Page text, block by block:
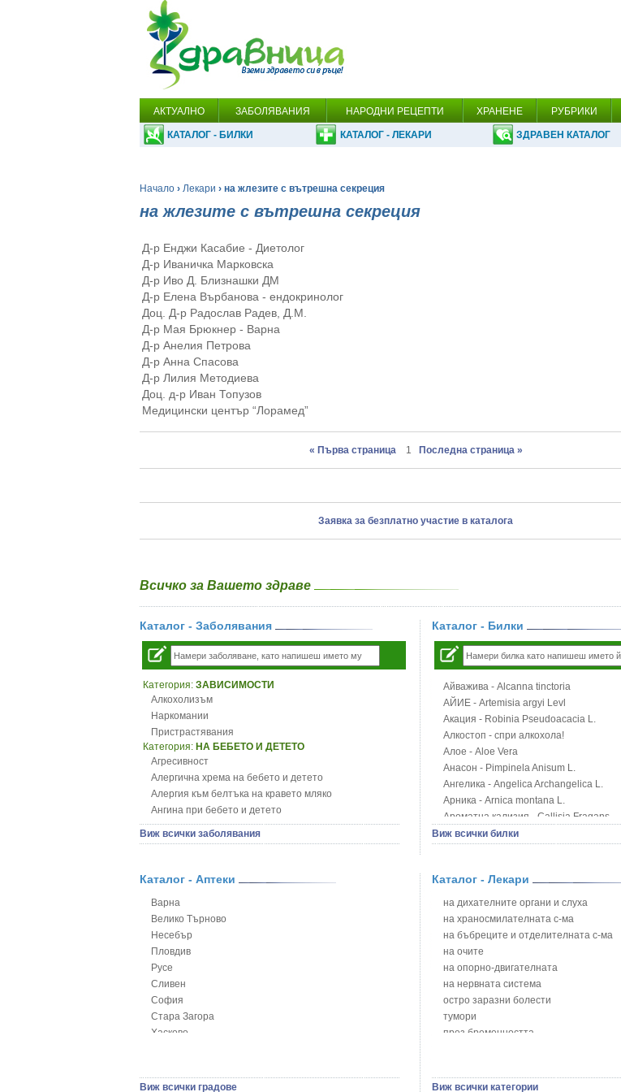
АКТУАЛНО ЗАБОЛЯВАНИЯ НАРОДНИ РЕЦЕПТИ ХРАНЕНЕ РУБРИКИ
КАТАЛОГ - БИЛКИ КАТАЛОГ - ЛЕКАРИ ЗДРАВЕН КАТАЛОГ
Начало › Лекари › на жлезите с вътрешна секреция
на жлезите с вътрешна секреция
Д-р Енджи Касабие - Диетолог
Д-р Иваничка Марковска
Д-р Иво Д. Близнашки ДМ
Д-р Елена Върбанова - ендокринолог
Доц. Д-р Радослав Радев, Д.М.
Д-р Мая Брюкнер - Варна
Д-р Анелия Петрова
Д-р Анна Спасова
Д-р Лилия Методиева
Доц. д-р Иван Топузов
Медицински център “Лорамед”
« Първа страница 1 Последна страница »
Заявка за безплатно участие в каталога
Всичко за Вашето здраве
Каталог - Заболявания
Категория: ЗАВИСИМОСТИ
Алкохолизъм
Наркомании
Пристрастявания
Категория: НА БЕБЕТО И ДЕТЕТО
Агресивност
Алергична хрема на бебето и детето
Алергия към белтъка на кравето мляко
Ангина при бебето и детето
Анемия при бебето и детето
Апетит - пълни деца
Безапетитие при бебето и детето
Бронхит и пневмония при деца
Варицела
Висока температура на бебето и детето
Възпаление на ушите на бебето и детето
Глисти
Грижа за пъпа на новороденото
Грип при бебето и детето
Гърч
Детски диабет
Виж всички заболявания
Каталог - Билки
Айважива - Alcanna tinctoria
АЙИЕ - Artemisia argyi Levl
Акация - Robinia Pseudoacacia L.
Алкостоп - спри алкохола!
Алое - Aloe Vera
Анасон - Pimpinela Anisum L.
Ангелика - Angelica Archangelica L.
Арника - Arnica montana L.
Ароматна кализия - Callisia Fragans
Арония - Sorbus melanocorpa
Блатен аир - Acorus calamus L.
Блатен тъжник - Spirea ulmaria L.
Блян
Бобови шушулки - Phaseolus Vulgaris L.
Божур - Paeonia Decora
Борови връхчета - Pinus sylvestris
Босилек - Ocimum Basillicum
Брей - Tamus Communis
Брош - Rubia tinctorum L.
Бръшлян - Hedera helix L.
Бял имел - Viscum album L.
Виж всички билки
Каталог - Аптеки
Варна
Велико Търново
Несебър
Пловдив
Русе
Сливен
София
Стара Загора
Хасково
Виж всички градове
Каталог - Лекари
на дихателните органи и слуха
на храносмилателната с-ма
на бъбреците и отделителната с-ма
на очите
на опорно-двигателната
на нервната система
остро заразни болести
тумори
през бременността
сексуални проблеми
Виж всички категории